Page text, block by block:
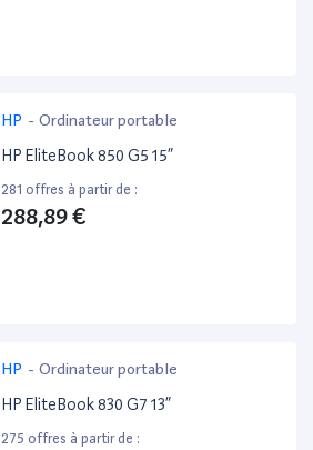
HP - Ordinateur portable
HP EliteBook 850 G5 15”
281 offres à partir de :
288,89 €
HP - Ordinateur portable
HP EliteBook 830 G7 13”
275 offres à partir de :